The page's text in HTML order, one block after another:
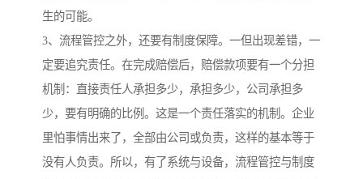
生的可能。
3、流程管控之外，还要有制度保障。一但出现差错，一
定要追究责任。在完成赔偿后，赔偿款项要有一个分担
机制：直接责任人承担多少，承担多少，公司承担多
少，要有明确的比例。这是一个责任落实的机制。企业
里怕事情出来了，全部由公司或负责，这样的基本等于
没有人负责。所以，有了系统与设备，流程管控与制度